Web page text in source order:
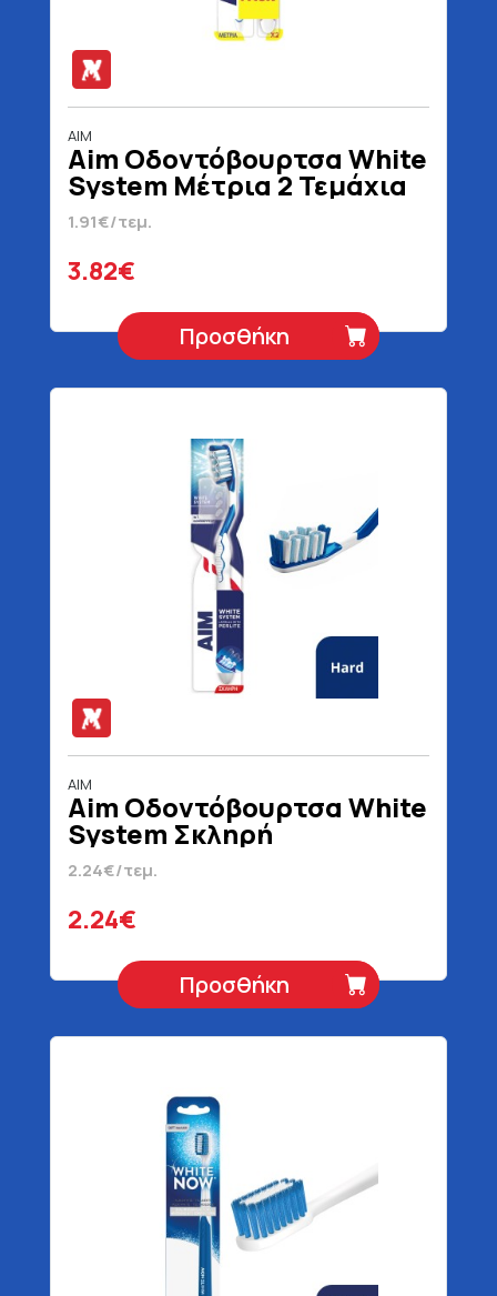
AIM
Aim Οδοντόβουρτσα White
System Μέτρια 2 Τεμάχια
1.91€/τεμ.
3.82€
Προσθήκη
AIM
Aim Οδοντόβουρτσα White
System Σκληρή
2.24€/τεμ.
2.24€
Προσθήκη